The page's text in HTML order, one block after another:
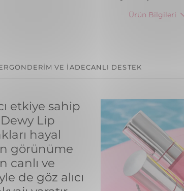
Ürün Bilgileri
GÖNDERİM VE İADECANLI DESTEK
etkiye sahip
Lip
hayal
görünüme
canlı ve
de göz alıcı